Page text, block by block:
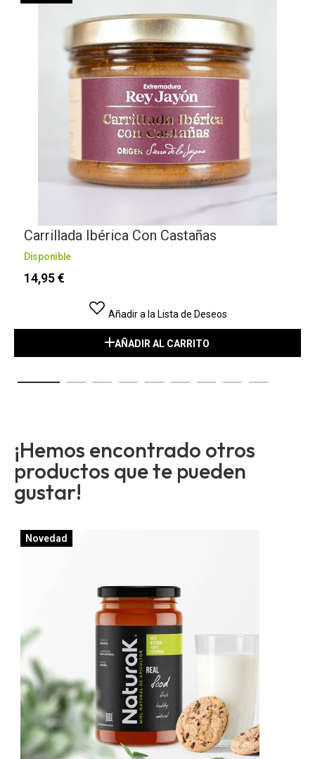
Carrillada Ibérica Con Castañas
Disponible
14,95 €
Añadir a la Lista de Deseos
AÑADIR AL CARRITO
¡Hemos encontrado otros
productos que te pueden
gustar!
Novedad